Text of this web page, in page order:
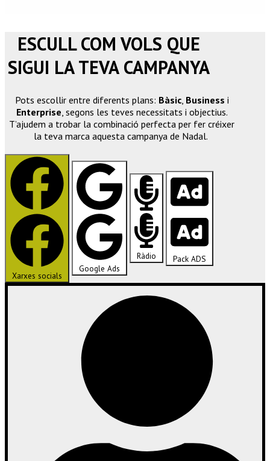
ESCULL COM VOLS QUE
SIGUI LA TEVA CAMPANYA
Pots escollirentre diferents plans: Bàsic, Business i
Enterprise segons les teves necessitats i objectius.
T’ajudem a trobar lacombinació perfecta per fer créixer
la teva marca aquesta campanya de Nadal.
Xarxes socials
Google Ads
Ràdio Pack ADS